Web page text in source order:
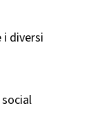
i diversi